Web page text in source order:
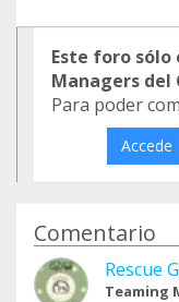
Este foro sólo
Managers del
Para poder
Accede
Comentario
Rescue
Teaming